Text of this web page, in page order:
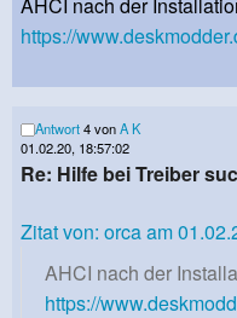
https://
Antwort4 vonA K
01.02.20, 18:57:02
Re: Hilfe bei Treiber
Zitat von: orca am
AHCI nach der
https://